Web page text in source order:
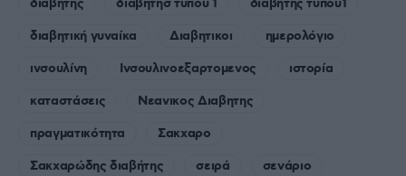
διαβητης
διαβητησ τυπου 1
διαβήτης τύπου1
διαβητική γυναίκα
Διαβητικοι
ημερολόγιο
ινσουλίνη
Ινσουλινοεξαρτομενος
ιστορία
καταστάσεις
Νεανικος Διαβητης
πραγματικότητα
Σακχαρο
Σακχαρώδης διαβήτης
σειρά
σενάριο